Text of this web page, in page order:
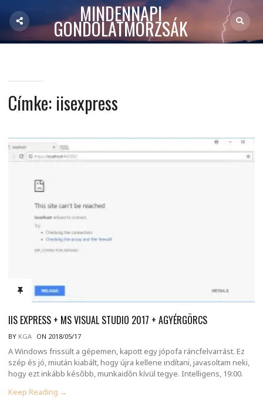
MINDENNAPI
GONDOLATMORZSÁK
Címke: iisexpress
IIS EXPRESS + MS VISUAL STUDIO 2017 + AGYÉRGÖRCS
BY KGA ON 2018/05/17
A Windows frissült a gépemen, kapott egy jópofa ráncfelvarrást. Ez
szép és jó, miután kiabált, hogy újra kellene indítani, javasoltam neki,
hogy ezt inkább később, munkaidőn kívül tegye. Intelligens, 19:00.
Keep Reading →